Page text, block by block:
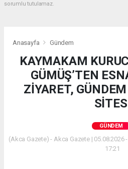
sorumlu tutulamaz.
Anasayfa Gündem
KAYMAKAM
GÜMÜŞ’TEN
ZİYARET,
GÜNDEM
(Akca Gazete) - Akca Gazete | 05.08.2026
17:21